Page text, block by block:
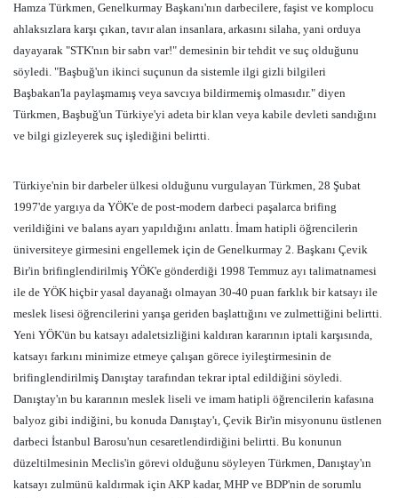
Hamza Türkmen, Genelkurmay Başkanı'nın darbecilere, faşist ve komplocu
ahlaksızlara karşı çıkan, tavır alan insanlara, arkasını silaha, yani orduya
dayayarak "STK'nın bir sabrı var!" demesinin bir tehdit ve suç olduğunu
söyledi. "Başbuğ'un ikinci suçunun da sistemle ilgi gizli bilgileri
Başbakan'la paylaşmamış veya savcıya bildirmemiş olmasıdır." diyen
Türkmen, Başbuğ'un Türkiye'yi adeta bir klan veya kabile devleti sandığını
ve bilgi gizleyerek suç işlediğini belirtti.
Türkiye'nin bir darbeler ülkesi olduğunu vurgulayan Türkmen, 28 Şubat
1997'de yargıya da YÖK'e de post-modern darbeci paşalarca brifing
verildiğini ve balans ayarı yapıldığını anlattı. İmam hatipli öğrencilerin
üniversiteye girmesini engellemek için de Genelkurmay 2. Başkanı Çevik
Bir'in brifinglendirilmiş YÖK'e gönderdiği 1998 Temmuz ayı talimatnamesi
ile de YÖK hiçbir yasal dayanağı olmayan 30-40 puan farklık bir katsayı ile
meslek lisesi öğrencilerini yarışa geriden başlattığını ve zulmettiğini belirtti.
Yeni YÖK'ün bu katsayı adaletsizliğini kaldıran kararının iptali karşısında,
katsayı farkını minimize etmeye çalışan görece iyileştirmesinin de
brifinglendirilmiş Danıştay tarafından tekrar iptal edildiğini söyledi.
Danıştay'ın bu kararının meslek liseli ve imam hatipli öğrencilerin kafasına
balyoz gibi indiğini, bu konuda Danıştay'ı, Çevik Bir'in misyonunu üstlenen
darbeci İstanbul Barosu'nun cesaretlendirdiğini belirtti. Bu konunun
düzeltilmesinin Meclis'in görevi olduğunu söyleyen Türkmen, Danıştay'ın
katsayı zulmünü kaldırmak için AKP kadar, MHP ve BDP'nin de sorumlu